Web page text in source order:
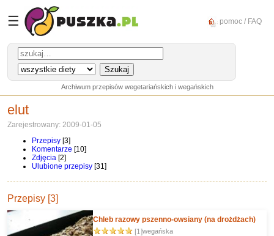
☰ pomoc / FAQ
Archiwum przepisów wegetariańskich i wegańskich
elut
Zarejestrowany: 2009-01-05
Przepisy [3]
Komentarze [10]
Zdjęcia [2]
Ulubione przepisy [31]
Przepisy [3]
Chleb razowy pszenno-owsiany (na drożdżach)
[1]wegańska